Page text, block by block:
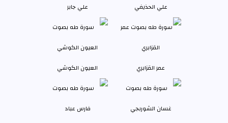
علي الحذيفي علي جابر
عمر القزابري العيون الكوشي